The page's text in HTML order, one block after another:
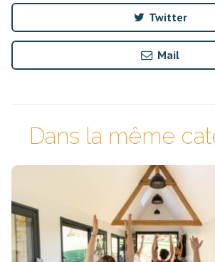
Twitter
Mail
Dans la même